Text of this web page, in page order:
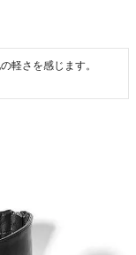
軽さを感じます。